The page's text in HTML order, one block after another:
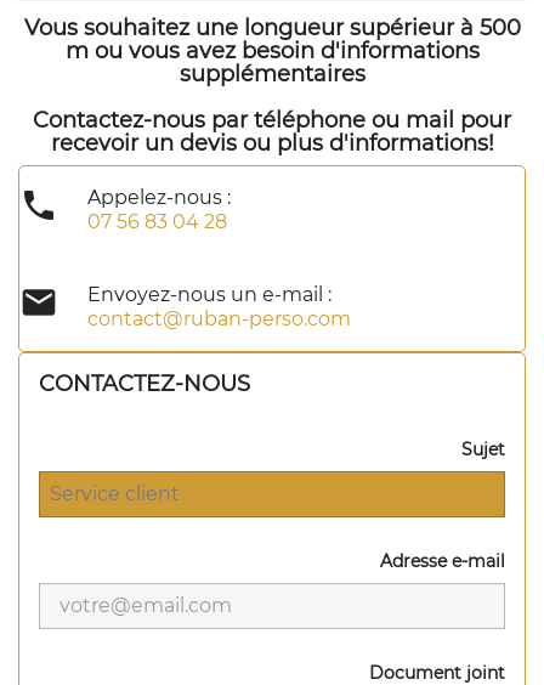
Vous souhaitez une longueur supérieur à 500
m ou vous avez besoin d'informations
supplémentaires
Contactez-nous par téléphone ou mail pour
recevoir un devis ou plus d'informations!

Appelez-nous :
07 56 83 04 28

Envoyez-nous un e-mail :
contact@ruban-perso.com
CONTACTEZ-NOUS
Sujet
Adresse e-mail
Document joint